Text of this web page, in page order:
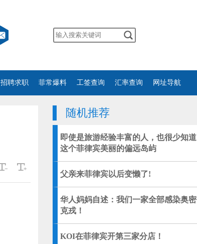
招聘求职 菲常爆料 工签查询 汇率查询 网址导航
随机推荐
即使是旅游经验丰富的人，也很少知道
这个菲律宾美丽的偏远岛屿
父亲来菲律宾以后变懒了!
华人妈妈自述：我们一家全部感染奥密
克戎！
KOI在菲律宾开第三家分店！